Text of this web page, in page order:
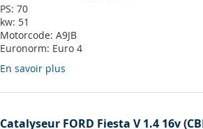
PS:70
kw: 51
Motorcode:A9JB
Euronorm: Euro 4
En savoir plus
Catalyseur FORD Fiesta V 1.4 16v